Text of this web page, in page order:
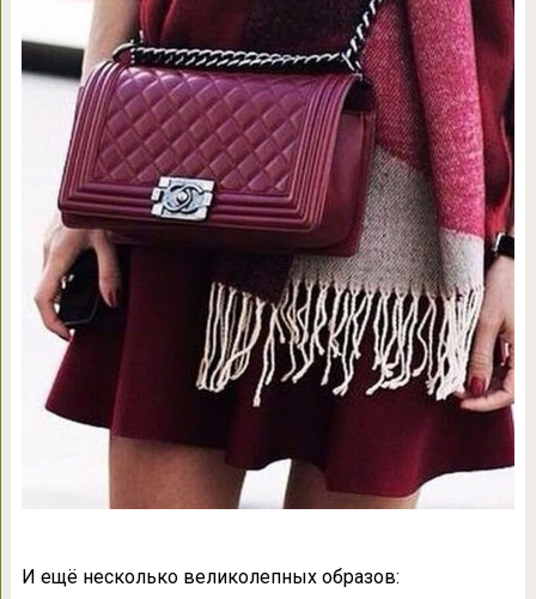
И ещё несколько великолепных образов: